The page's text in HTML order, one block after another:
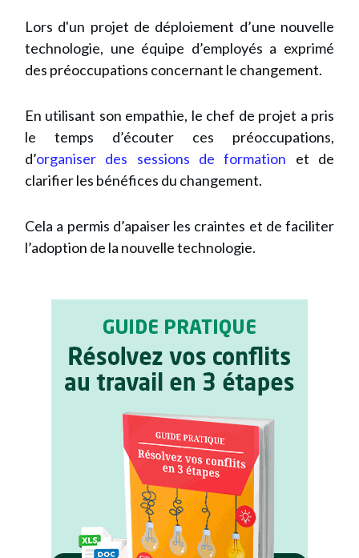
Lors d'un projet de déploiement d’une nouvelle
technologie, une équipe d’employés a exprimé
des préoccupations concernant le changement.
En utilisant son empathie, le chef de projet a pris
le temps d’écouter ces préoccupations,
d’organiser des sessions de formation et de
clarifier les bénéfices du changement.
Cela a permis d’apaiser les craintes et de faciliter
l’adoption de la nouvelle technologie.